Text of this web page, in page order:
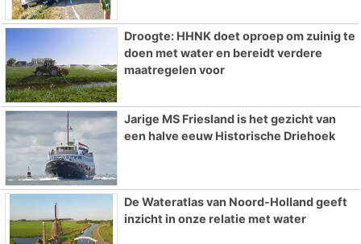
Droogte: HHNK doet oproep om zuinig te
doen met water en bereidt verdere
maatregelen voor
Jarige MS Friesland is het gezicht van
een halve eeuw Historische Driehoek
De Wateratlas van Noord-Holland geeft
inzicht in onze relatie met water